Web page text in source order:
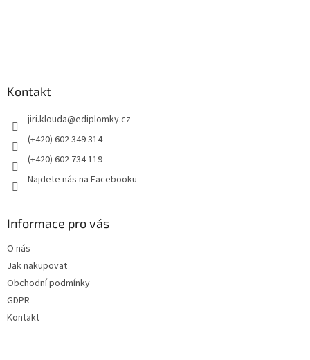
Kontakt
jiri.klouda@ediplomky.cz
(+420) 602 349 314
(+420) 602 734 119
Najdete nás na Facebooku
Informace pro vás
O nás
Jak nakupovat
Obchodní podmínky
GDPR
Kontakt